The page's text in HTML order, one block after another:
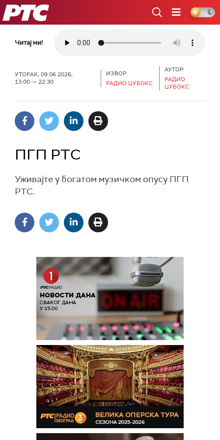
РТС
Читај ми!
УТОРАК, 09.06.2026,
13:00 -> 22:30
ИЗВОР:
РАДИО ЏУБОКС
АУТОР:
РАДИО
ЏУБОКС
ПГП РТС
Уживајте у богатом музичком опусу ПГП
РТС.